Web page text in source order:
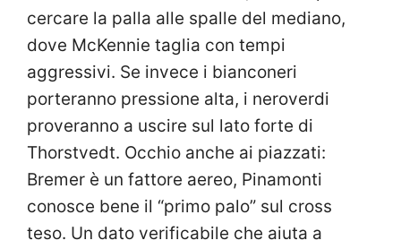
cercare la palla alle spalle del mediano,
dove McKennie taglia con tempi
aggressivi. Se invece i bianconeri
porteranno pressione alta, i neroverdi
proveranno a uscire sul lato forte di
Thorstvedt. Occhio anche ai piazzati:
Bremer è un fattore aereo, Pinamonti
conosce bene il “primo palo” sul cross
teso. Un dato verificabile che aiuta a